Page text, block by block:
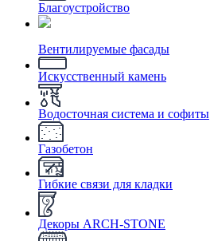
Благоустройство
Вентилируемые фасады
Искусственный камень
Водосточная система и софиты
Газобетон
Гибкие связи для кладки
Декоры ARCH-STONE